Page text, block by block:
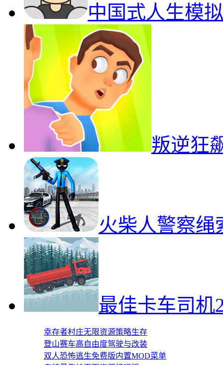
中国式人生模
叛逆狂
火柴人警察绳
最佳卡车司机
幸存者村庄无限资源策略生存
登山赛车高自由度驾驶与改装
双人恐怖逃生免费版内置MOD菜单